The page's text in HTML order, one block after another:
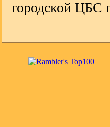
городской ЦБС